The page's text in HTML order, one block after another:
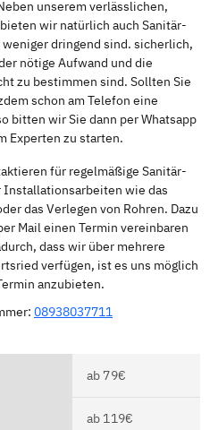
unserem verlässlichen,
wir natürlich auch Sanitär-
dringend sind. sicherlich,
nötige Aufwand und die
zu bestimmen sind. Sollten Sie
schon am Telefon eine
bitten wir Sie dann per Whatsapp
Experten zu starten.
für regelmäßige Sanitär-
Installationsarbeiten wie das
das Verlegen von Rohren. Dazu
Mail einen Termin vereinbaren
dass wir über mehrere
verfügen, ist es uns möglich
anzubieten.
08938037711
ab 79€
ab 119€